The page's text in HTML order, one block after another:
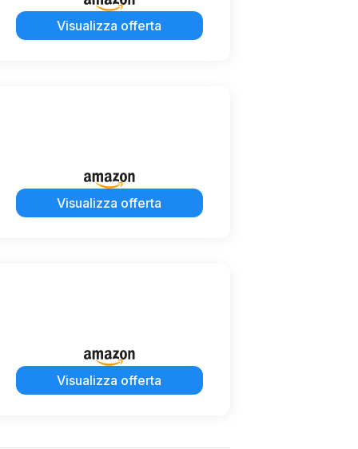
Visualizza offerta
Visualizza offerta
Visualizza offerta